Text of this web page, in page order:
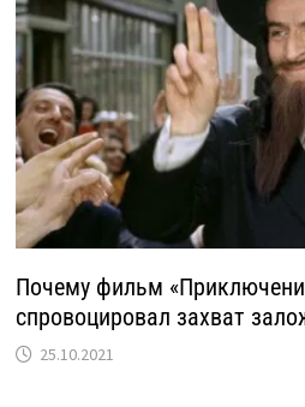
Почему фильм
спровоцировал захват
25.10.2021